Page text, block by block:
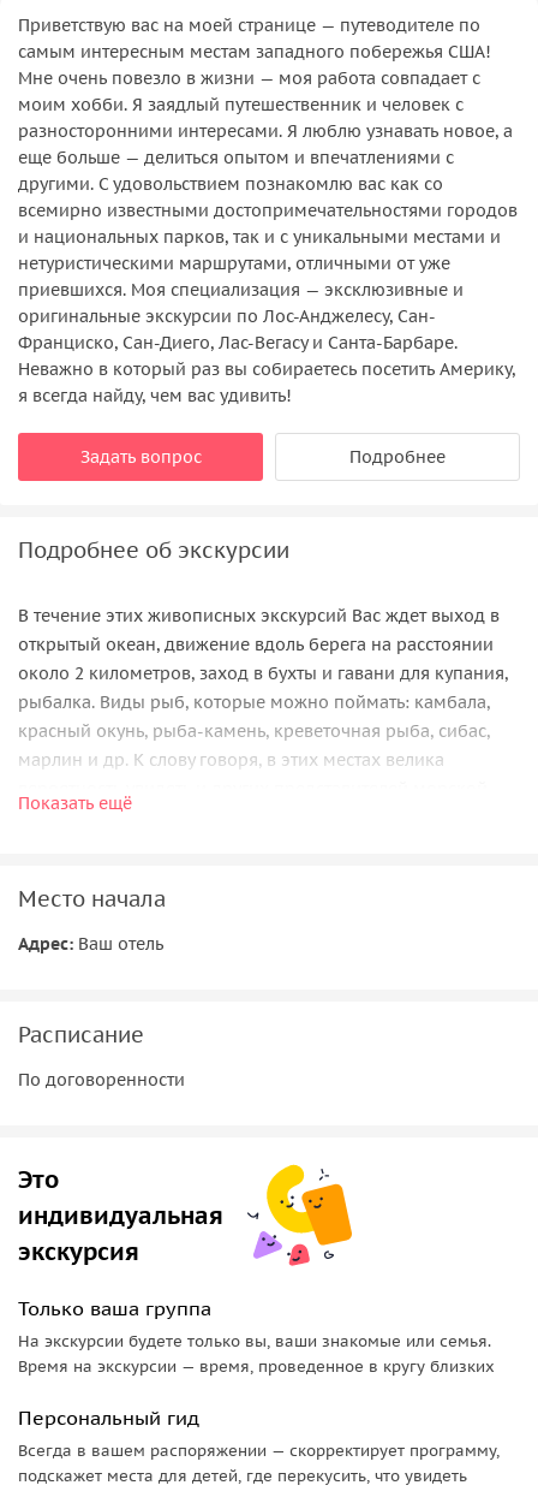
Приветствую вас на моей странице — путеводителе по
самым интересным местам западного побережья США!
Мне очень повезло в жизни — моя работа совпадает с
моим хобби. Я заядлый путешественник и человек с
разносторонними интересами. Я люблю узнавать новое, а
еще больше — делиться опытом и впечатлениями с
другими. С удовольствием познакомлю вас как со
всемирно известными достопримечательностями городов
и национальных парков, так и с уникальными местами и
нетуристическими маршрутами, отличными от уже
приевшихся. Моя специализация — эксклюзивные и
оригинальные экскурсии по Лос-Анджелесу, Сан-
Франциско, Сан-Диего, Лас-Вегасу и Санта-Барбаре.
Неважно в который раз вы собираетесь посетить Америку,
я всегда найду, чем вас удивить!
Задать вопрос Подробнее
Подробнее об экскурсии
В течение этих живописных экскурсий Вас ждет выход в
открытый океан, движение вдоль берега на расстоянии
около 2 километров, заход в бухты и гавани для купания,
рыбалка. Виды рыб, которые можно поймать: камбала,
красный окунь, рыба-камень, креветочная рыба, сибас,
марлин и др. К слову говоря, в этих местах велика
фауны — дельфинов, морских котиков и львов. На борту
заповеднику.
Возможные варианты маршрутов:
наблюдение за китами
Показать ещё
Место начала
Адрес: Ваш отель
Расписание
По договоренности
Это
индивидуальная
экскурсия
Только ваша группа
На экскурсии будете только вы, ваши знакомые или семья.
Время на экскурсии — время, проведенное в кругу близких
Персональный гид
Всегда в вашем распоряжении — скорректирует программу,
подскажет места для детей, где перекусить, что увидеть